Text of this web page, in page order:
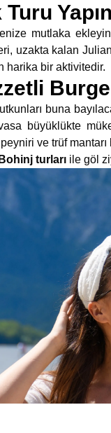
Yapın
mutlaka
uzakta kalan
harika bir aktivitedir.
buna
büyüklükte
ve trüf
Bohinj turları ile göl